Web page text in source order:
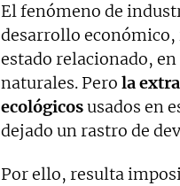
El fenómeno de
desarrollo
estado relacionado,
naturales. Pero la
ecológicosusados en
dejado un rastro de
Por ello, resulta